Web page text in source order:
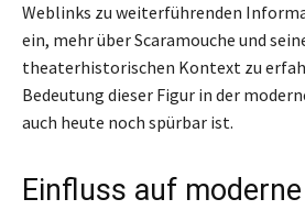
Weblinks zu weiterführenden
ein, mehr über Scaramouche und
theaterhistorischen Kontext zu
Bedeutung dieser Figur in der
auch heute noch spürbar ist.
Einfluss auf